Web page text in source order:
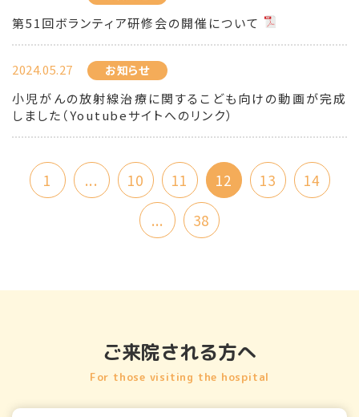
第51回ボランティア研修会の開催について
2024.05.27 お知らせ
小児がんの放射線治療に関するこども向けの動画が完成
しました（Youtubeサイトへのリンク）
1 ... 10 11 12 13
14
...
38
ご来院される方へ
For those visiting the hospital